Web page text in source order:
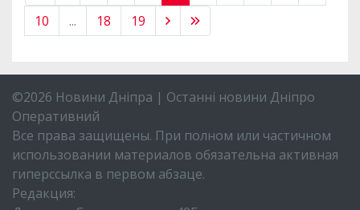
10
... 18 19
©2026 Новини Дніпра | Останні новини Дніпро
Оперативний
Все права защищены. При полном или частичном
использовании материалов обязательна активная
гиперссылка в первом абзаце.
Редакция: